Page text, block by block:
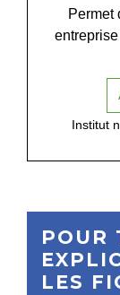
Permet
Institut
POUR
LES